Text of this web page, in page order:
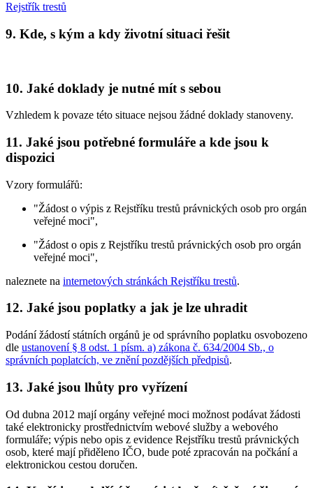
Rejstřík trestů
9. Kde, s kým a kdy životní situaci řešit
10. Jaké doklady je nutné mít s sebou
Vzhledem k povaze této situace nejsou žádné doklady stanoveny.
11. Jaké jsou potřebné formuláře a kde jsou k
dispozici
Vzory formulářů:
"Žádost o výpis z Rejstříku trestů právnických osob pro orgán
veřejné moci",
"Žádost o opis z Rejstříku trestů právnických osob pro orgán
veřejné moci",
naleznete na internetových stránkách Rejstříku trestů.
12. Jaké jsou poplatky a jak je lze uhradit
Podání žádostí státních orgánů je od správního poplatku osvobozeno
dle ustanovení § 8 odst. 1 písm. a) zákona č. 634/2004 Sb., o
správních poplatcích, ve znění pozdějších předpisů.
13. Jaké jsou lhůty pro vyřízení
Od dubna 2012 mají orgány veřejné moci možnost podávat žádosti
také elektronicky prostřednictvím webové služby a webového
formuláře; výpis nebo opis z evidence Rejstříku trestů právnických
osob, které mají přiděleno IČO, bude poté zpracován na počkání a
elektronickou cestou doručen.